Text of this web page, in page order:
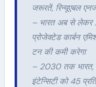
जरूरतें, रिन्यूएबल
– भारत अब से
प्रोजेक्टेड कार्बन
टन की कमी करेगा
– 2030 तक भारत,
इंटेन्सिटी को 45